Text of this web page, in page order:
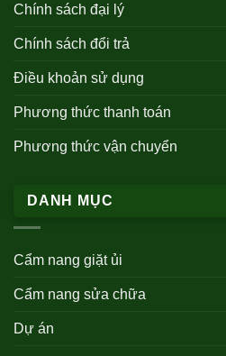
Chính sách đại lý
Chính sách đổi trả
Điều khoản sử dụng
Phương thức thanh toán
Phương thức vận chuyển
DANH MỤC
Cẩm nang giặt ủi
Cẩm nang sửa chữa
Dự án